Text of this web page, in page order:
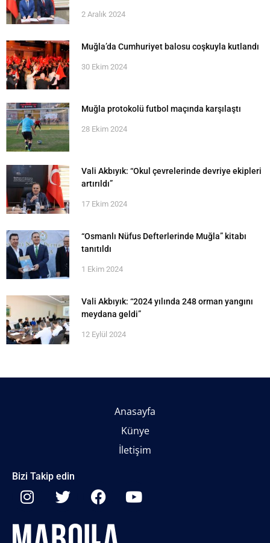
2 Aralık 2024
Muğla’da Cumhuriyet balosu coşkuyla kutlandı
30 Ekim 2024
Muğla protokolü futbol maçında karşılaştı
28 Ekim 2024
Vali Akbıyık: “Okul çevrelerinde devriye ekipleri
artırıldı”
17 Ekim 2024
“Osmanlı Nüfus Defterlerinde Muğla” kitabı
tanıtıldı
1 Ekim 2024
Vali Akbıyık: “2024 yılında 248 orman yangını
meydana geldi”
12 Eylül 2024
Anasayfa
Künye
İletişim
Bizi Takip edin